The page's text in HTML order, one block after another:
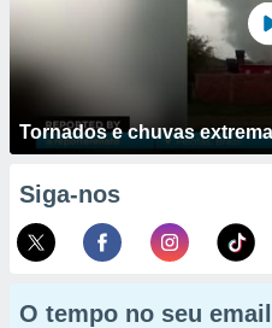
Tornados e chuvas
Siga-nos
O tempo no seu email